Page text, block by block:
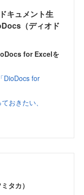
キュメント生
（ディオド
for Excelを
DioDocs for
おきたい、
タカ）